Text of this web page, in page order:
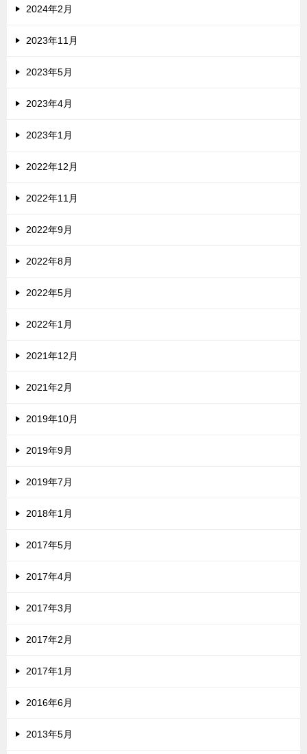
2024年2月
2023年11月
2023年5月
2023年4月
2023年1月
2022年12月
2022年11月
2022年9月
2022年8月
2022年5月
2022年1月
2021年12月
2021年2月
2019年10月
2019年9月
2019年7月
2018年1月
2017年5月
2017年4月
2017年3月
2017年2月
2017年1月
2016年6月
2013年5月